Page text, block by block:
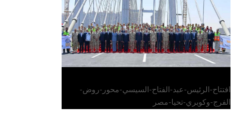
الفرج وكوبري تحيا مصر
افتتاح-الرئيس-عبد-الفتاح-السيسي-محور-روض-
الفرج-وكوبري-تحيا-مصر